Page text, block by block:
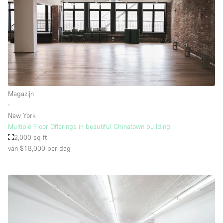
Whitebox / Minimaal
Verdieping/Toegang:
Souterrain
Winkelcentrum
Terras
Boven
Magazijn
∙
New York
Multiple Floor Offerings in beautiful Chinatown building
2,000 sq ft
van $18,000 per dag